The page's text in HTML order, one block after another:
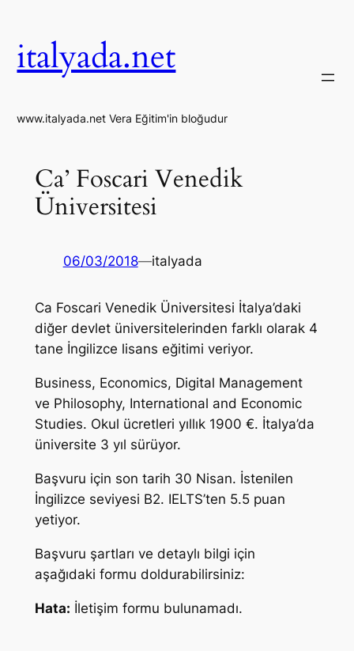
italyada.net
www.italyada.net Vera Eğitim'in bloğudur
Ca’ Foscari Venedik
Üniversitesi
06/03/2018—italyada
Ca Foscari Venedik Üniversitesi İtalya’daki
diğer devlet üniversitelerinden farklı olarak 4
tane İngilizce lisans eğitimi veriyor.
Business, Economics, Digital Management
ve Philosophy, International and Economic
Studies. Okul ücretleri yıllık 1900 €. İtalya’da
üniversite 3 yıl sürüyor.
Başvuru için son tarih 30 Nisan. İstenilen
İngilizce seviyesi B2. IELTS’ten 5.5 puan
yetiyor.
Başvuru şartları ve detaylı bilgi için
aşağıdaki formu doldurabilirsiniz:
Hata: İletişim formu bulunamadı.